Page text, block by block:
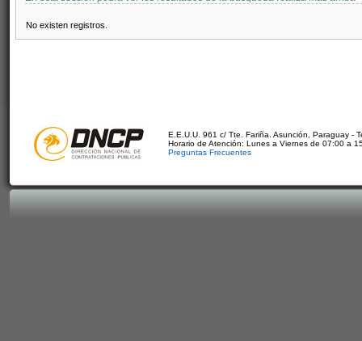
No existen registros.
E.E.U.U. 961 c/ Tte. Fariña. Asunción, Paraguay -
Horario de Atención: Lunes a Viernes de 07:00 a
Preguntas Frecuentes